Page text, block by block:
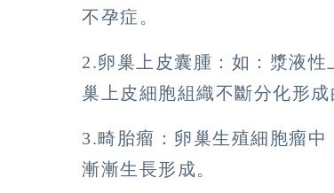
不孕症。
2.卵巢上皮囊腫：如：漿液
巢上皮細胞組織不斷分化形成
3.畸胎瘤：卵巢生殖細胞瘤
漸漸生長形成。